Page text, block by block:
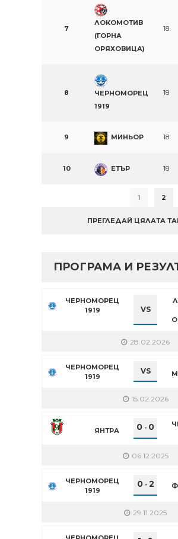
7
ЛОКОМОТИВ
(ГОРНА
ОРЯХОВИЦА)
18
8
ЧЕРНОМОРЕЦ
1919
18
9 МИНЬОР 18
10 ЕТЪР 18
1 2
ПРЕГЛЕДАЙ ЦЯЛАТА
ПРОГРАМА И
ЧЕРНОМОРЕЦ
1919
VS
28.02.2026
ЧЕРНОМОРЕЦ
1919
VS
15.02.2026
ЯНТРА 0 - 0
06.12.2025
ЧЕРНОМОРЕЦ
1919
0- 2
29.11.2025